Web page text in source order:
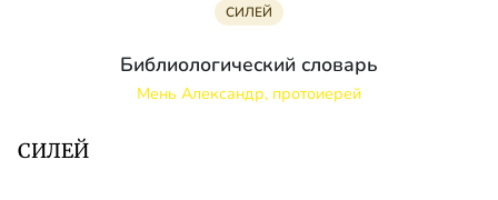
СИЛЕЙ
Библиологический словарь
Мень Александр, протоиерей
СИЛЕЙ